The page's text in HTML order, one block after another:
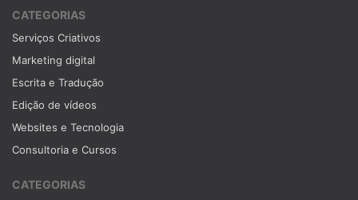
CATEGORIAS
Serviços Criativos
Marketing digital
Escrita e Tradução
Edição de vídeos
Websites e Tecnologia
Consultoria e Cursos
CATEGORIAS